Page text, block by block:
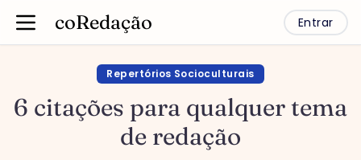
Entrar
coRedação
Repertórios Socioculturais
6 citações para qualquer tema
de redação